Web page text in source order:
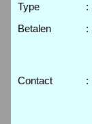
Type
:
Betalen
:
Contact
: